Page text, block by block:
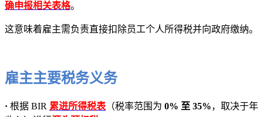
确申报相关表格。
这意味着雇主需负责直接扣除员工个人所得税并向政府缴纳。
雇主主要税务义务
· 根据 BIR 累进所得税表 （税率范围为 0% 至 35%，取决于年